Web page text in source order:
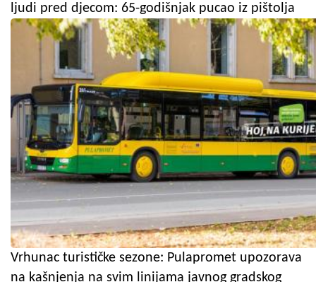
ljudi pred djecom: 65-godišnjak pucao iz pištolja
Vrhunac turističke sezone: Pulapromet upozorava
na kašnjenja na svim linijama javnog gradskog